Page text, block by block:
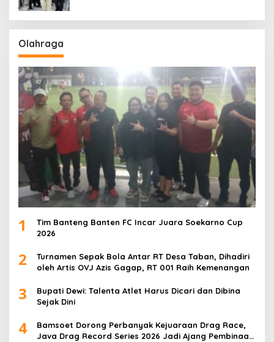
Olahraga
1
Tim Banteng Banten FC Incar Juara Soekarno Cup
2026
2
Turnamen Sepak Bola Antar RT Desa Taban, Dihadiri
oleh Artis OVJ Azis Gagap, RT 001 Raih Kemenangan
3
Bupati Dewi: Talenta Atlet Harus Dicari dan Dibina
Sejak Dini
4
Bamsoet Dorong Perbanyak Kejuaraan Drag Race,
Java Drag Record Series 2026 Jadi Ajang Pembinaan